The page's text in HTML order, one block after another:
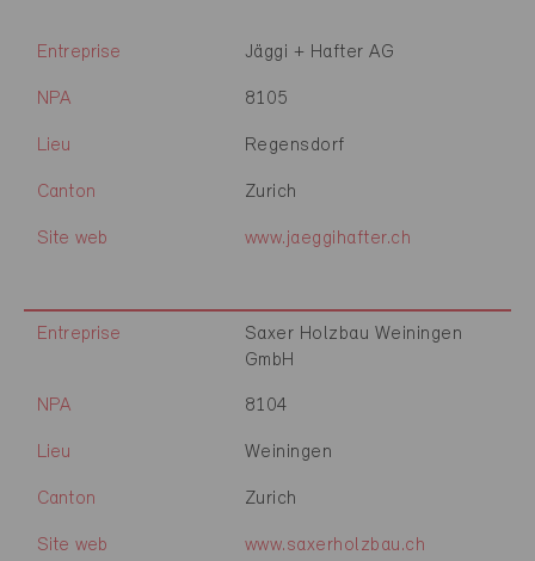
Entreprise Jäggi + Hafter AG
NPA 8105
Lieu Regensdorf
Canton Zurich
Site web www.jaeggihafter.ch
Entreprise
Saxer Holzbau Weiningen
GmbH
NPA 8104
Lieu Weiningen
Canton Zurich
Site web www.saxerholzbau.ch